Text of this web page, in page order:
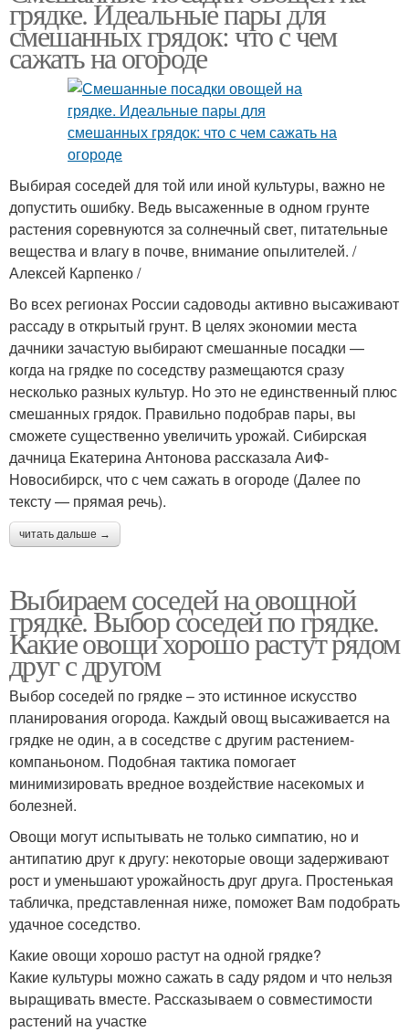
грядке. Идеальные пары для
смешанных грядок: что с чем
сажать на огороде
Выбирая соседей для той или иной культуры, важно не
допустить ошибку. Ведь высаженные в одном грунте
растения соревнуются за солнечный свет, питательные
вещества и влагу в почве, внимание опылителей. /
Алексей Карпенко /
Во всех регионах России садоводы активно высаживают
рассаду в открытый грунт. В целях экономии места
дачники зачастую выбирают смешанные посадки —
когда на грядке по соседству размещаются сразу
несколько разных культур. Но это не единственный плюс
смешанных грядок. Правильно подобрав пары, вы
сможете существенно увеличить урожай. Сибирская
дачница Екатерина Антонова рассказала АиФ-
Новосибирск, что с чем сажать в огороде (Далее по
тексту — прямая речь).
читать дальше →
Выбираем соседей на овощной
грядке. Выбор соседей по грядке.
Какие овощи хорошо растут рядом
друг с другом
Выбор соседей по грядке – это истинное искусство
планирования огорода. Каждый овощ высаживается на
грядке не один, а в соседстве с другим растением-
компаньоном. Подобная тактика помогает
минимизировать вредное воздействие насекомых и
болезней.
Овощи могут испытывать не только симпатию, но и
антипатию друг к другу: некоторые овощи задерживают
рост и уменьшают урожайность друг друга. Простенькая
табличка, представленная ниже, поможет Вам подобрать
удачное соседство.
Какие овощи хорошо растут на одной грядке?
Какие культуры можно сажать в саду рядом и что нельзя
выращивать вместе. Рассказываем о совместимости
растений на участке